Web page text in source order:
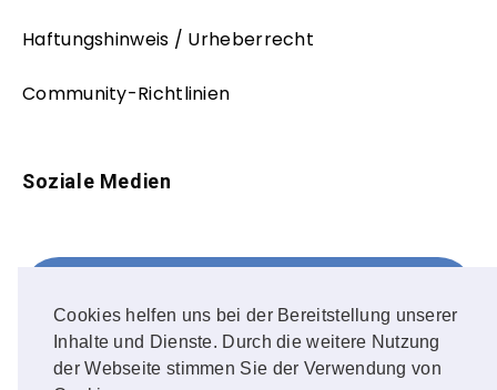
Cookies helfen uns bei der Bereitstellung unserer
Inhalte und Dienste. Durch die weitere Nutzung
der Webseite stimmen Sie der Verwendung von
Haftungshinweis / Urheberrecht
Community-Richtlinien
Soziale Medien
FOLLOW ME!
Instagram